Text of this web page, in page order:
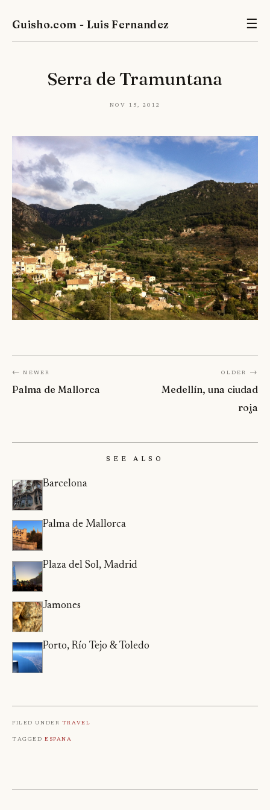
Guisho.com - Luis Fernandez ☰
Serra de Tramuntana
Nov 15, 2012
← Newer
Palma de Mallorca
Older →
Medellín, una ciudad
roja
See Also
Barcelona
Palma de Mallorca
Plaza del Sol, Madrid
Jamones
Porto, Río Tejo & Toledo
Filed under Travel
TaggedEspana